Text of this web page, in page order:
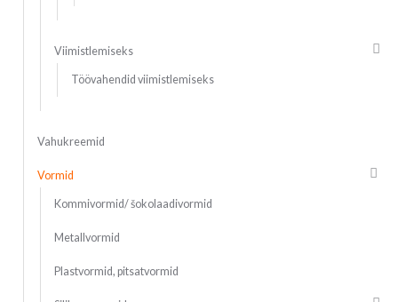
Viimistlemiseks
Töövahendid viimistlemiseks
Vahukreemid
Vormid
Kommivormid/ šokolaadivormid
Metallvormid
Plastvormid, pitsatvormid